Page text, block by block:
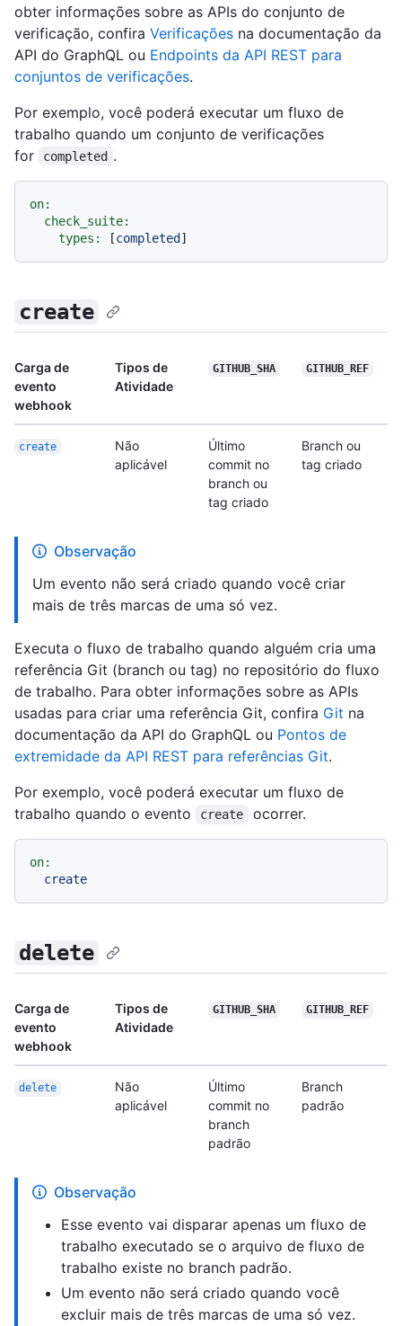
obter informações sobre as APIs do conjunto de
verificação, confira Verificações na documentação da
API do GraphQL ou Endpoints da API REST para
conjuntos de verificações.
Por exemplo, você poderá executar um fluxo de
trabalho quando um conjunto de verificações
for
completed .
on:
check_suite:
types:
[completed
create
Carga de
evento
webhook
Tipos de
Atividade
GITHUB_SHA GITHUB_REF
create
Não
aplicável
Último
commit no
branch ou
tag criado
Branch ou
tag criado
Observação
Um evento não será criado quando você criar
mais de três marcas de uma só vez.
Executa o fluxo de trabalho quando alguém cria uma
referência Git (branch ou tag) no repositório do fluxo
de trabalho. Para obter informações sobre as APIs
usadas para criar uma referência Git, confira Git na
documentação da API do GraphQL ou Pontos de
extremidade da API REST para referências Git.
Por exemplo, você poderá executar um fluxo de
trabalho quando o evento
create ocorrer.
on:
create
delete
Carga de
evento
webhook
Tipos de
Atividade
GITHUB_SHA GITHUB_REF
delete
Não
aplicável
Último
commit no
branch
padrão
Branch
padrão
Observação
Esse evento vai disparar apenas um fluxo de
trabalho executado se o arquivo de fluxo de
trabalho existe no branch padrão.
Um evento não será criado quando você
excluir mais de três marcas de uma só vez.